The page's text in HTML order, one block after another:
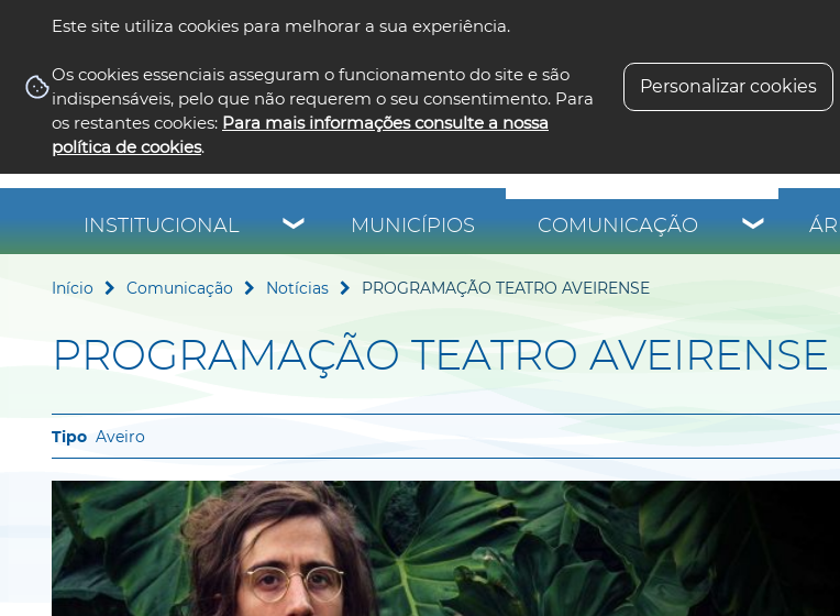
Este site utiliza cookies para melhorar a sua experiência.
Os cookies essenciais asseguram o funcionamento do site e são
indispensáveis, pelo que não requerem o seu consentimento. Para
os restantes cookies: Para mais informações consulte a nossa
política de cookies.
Personalizar cookies
INSTITUCIONAL MUNICÍPIOS COMUNICAÇÃO
Início Comunicação Notícias PROGRAMAÇÃO TEATRO AVEIRENSE
PROGRAMAÇÃO TEATRO AVEIRENSE
Aveiro